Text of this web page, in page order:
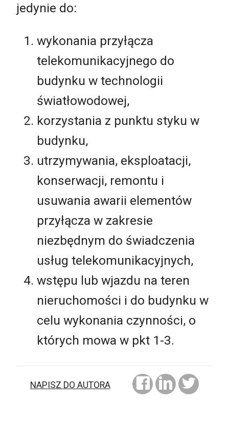
jedynie do:
wykonania przyłącza
telekomunikacyjnego do
budynku w technologii
światłowodowej,
korzystania z punktu styku w
budynku,
utrzymywania, eksploatacji,
konserwacji, remontu i
usuwania awarii elementów
przyłącza w zakresie
niezbędnym do świadczenia
usług telekomunikacyjnych,
wstępu lub wjazdu na teren
nieruchomości i do budynku w
celu wykonania czynności, o
których mowa w pkt 1-3.
NAPISZ DO AUTORA